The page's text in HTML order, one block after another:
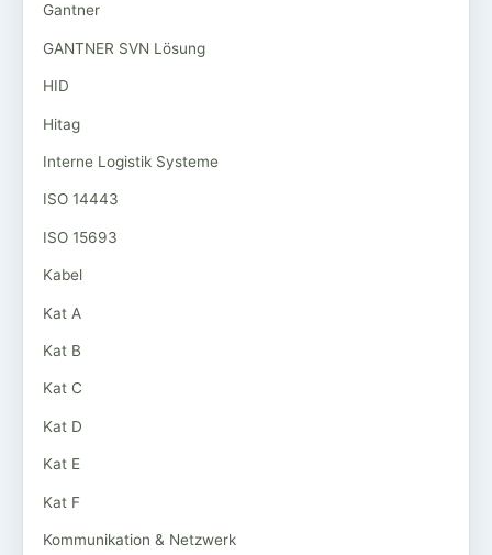
Gantner
GANTNER SVN Lösung
HID
Hitag
Interne Logistik Systeme
ISO 14443
ISO 15693
Kabel
Kat A
Kat B
Kat C
Kat D
Kat E
Kat F
Kommunikation & Netzwerk